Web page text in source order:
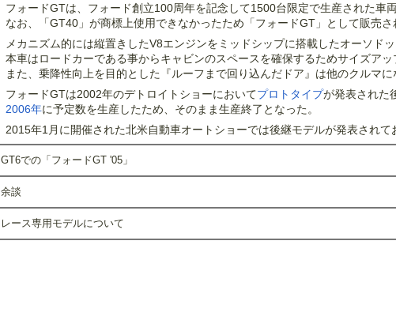
フォードGTは、フォード創立100周年を記念して1500台限定で生産された車
なお、「GT40」が商標上使用できなかったため「フォードGT」として販売
メカニズム的には縦置きしたV8エンジンをミッドシップに搭載したオーソド
本車はロードカーである事からキャビンのスペースを確保するためサイズア
また、乗降性向上を目的とした『ルーフまで回り込んだドア』は他のクルマに
フォードGTは2002年のデトロイトショーにおいてプロトタイプが発表された
2006年に予定数を生産したため、そのまま生産終了となった。
2015年1月に開催された北米自動車オートショーでは後継モデルが発表されて
GT6での「フォードGT '05」
余談
レース専用モデルについて